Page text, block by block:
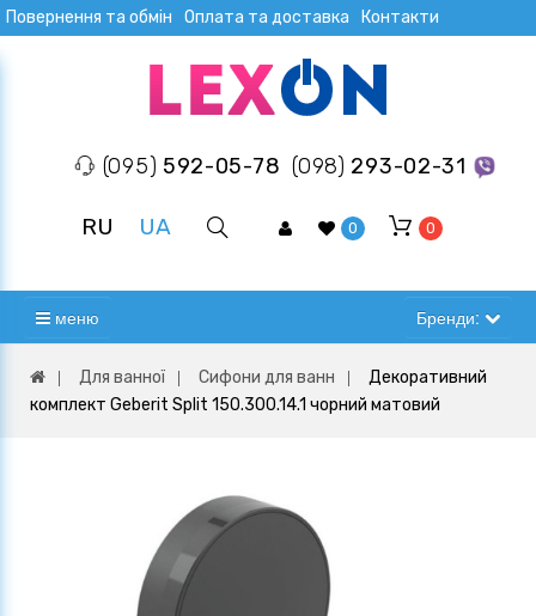
Повернення та обмін Оплата та доставка Контакти
(095) 592-05-78 (098) 293-02-31
RU UA 0 0
меню Бренди:
Для ванної Сифони для ванн
Декоративний
комплект Geberit Split 150.300.14.1 чорний матовий